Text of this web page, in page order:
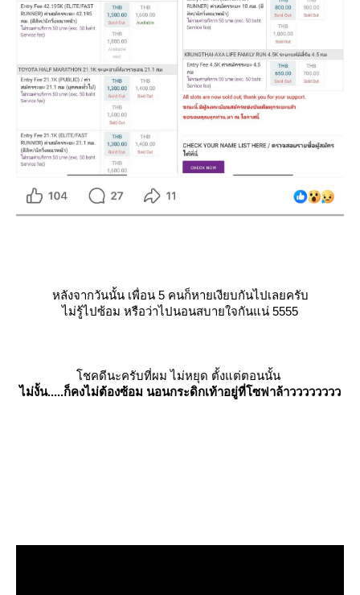
หลังจากวันนั้น เพื่อน 5 คนก็หายเงียบกันไปเลยครับ
ไม่รู้ไปซ้อม หรือว่าไปนอนสบายใจกันแน่ 5555
ชคดีนะครับที่ผม ไม่หยุด ตั้งแต่ตอนนั้น
ไม่งั้น.....ก็คงไม่ต้องซ้อม นอนกระดิกเท้าอยู่ที่โซฟาล้าวววววววว